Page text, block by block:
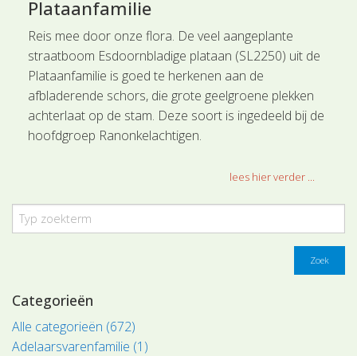
Plataanfamilie
Reis mee door onze flora. De veel aangeplante
straatboom Esdoornbladige plataan (SL2250) uit de
Plataanfamilie is goed te herkenen aan de
afbladerende schors, die grote geelgroene plekken
achterlaat op de stam. Deze soort is ingedeeld bij de
hoofdgroep Ranonkelachtigen.
lees hier verder ...
Zoek
Categorieën
Alle categorieën (672)
Adelaarsvarenfamilie (1)